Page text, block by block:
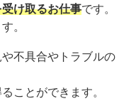
け取るお仕事です。
。
不具合やトラブルの
ことができます。